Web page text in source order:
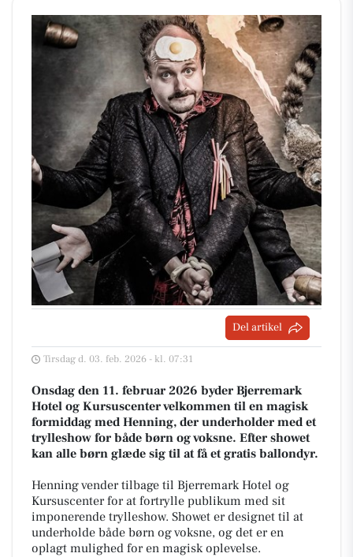
Del artikel
Tirsdag d. 03. feb. 2026 - kl. 07:31
Onsdag den 11. februar 2026 byder Bjerremark
Hotel og Kursuscenter velkommen til en magisk
formiddag med Henning, der underholder med et
trylleshow for både børn og voksne. Efter showet
kan alle børn glæde sig til at få et gratis ballondyr.
Henning vender tilbage til Bjerremark Hotel og
Kursuscenter for at fortrylle publikum med sit
imponerende trylleshow. Showet er designet til at
underholde både børn og voksne, og det er en
oplagt mulighed for en magisk oplevelse.